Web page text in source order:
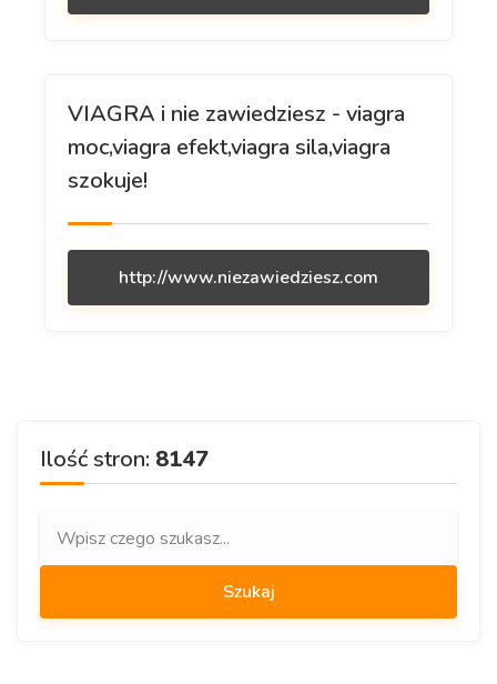
VIAGRA i nie zawiedziesz - viagra
moc,viagra efekt,viagra sila,viagra
szokuje!
http://www.niezawiedziesz.com
Ilość stron: 8147